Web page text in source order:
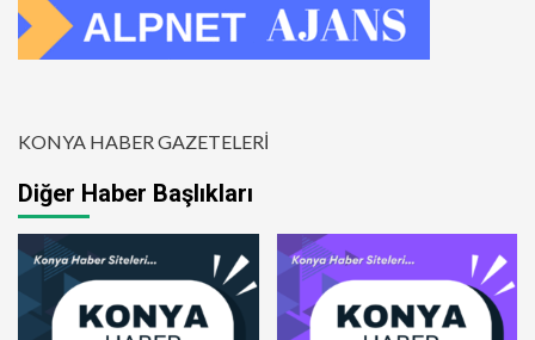
KONYA HABER GAZETELERİ
Diğer Haber Başlıkları